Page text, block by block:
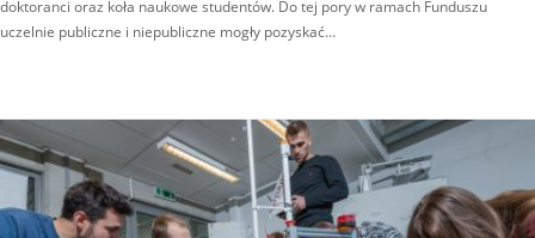
doktoranci oraz koła naukowe studentów. Do tej pory w ramach Funduszu
uczelnie publiczne i niepubliczne mogły pozyskać…